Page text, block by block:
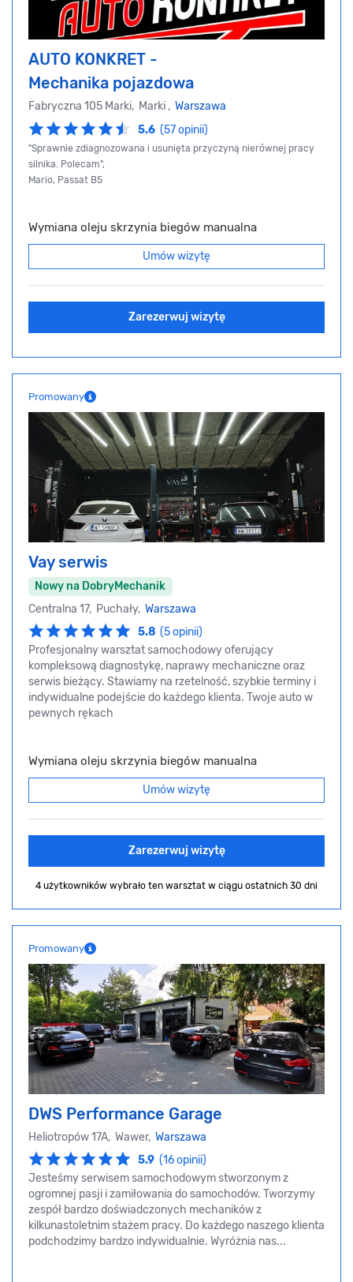
AUTO KONKRET -
Mechanika pojazdowa
Fabryczna 105 Marki, Marki , Warszawa
5.6 (57 opinii)
"Sprawnie zdiagnozowana i usunięta przyczyną nierównej pracy
silnika. Polecam",
Mario, Passat B5
Wymiana oleju skrzynia biegów manualna
Umów wizytę
Zarezerwuj wizytę
Promowany
Vay serwis
Nowy na DobryMechanik
Centralna 17, Puchały, Warszawa
5.8 (5 opinii)
Profesjonalny warsztat samochodowy oferujący
kompleksową diagnostykę, naprawy mechaniczne oraz
serwis bieżący. Stawiamy na rzetelność, szybkie terminy i
indywidualne podejście do każdego klienta. Twoje auto w
pewnych rękach
Wymiana oleju skrzynia biegów manualna
Umów wizytę
Zarezerwuj wizytę
4 użytkowników wybrało ten warsztat w ciągu ostatnich 30 dni
Promowany
DWS Performance Garage
Heliotropów 17A, Wawer, Warszawa
5.9 (16 opinii)
Jesteśmy serwisem samochodowym stworzonym z
ogromnej pasji i zamiłowania do samochodów. Tworzymy
zespół bardzo doświadczonych mechaników z
kilkunastoletnim stażem pracy. Do każdego naszego klienta
podchodzimy bardzo indywidualnie. Wyróżnia nas...